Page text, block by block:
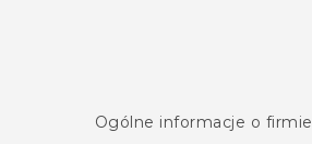
Ogólne informacje o firmie